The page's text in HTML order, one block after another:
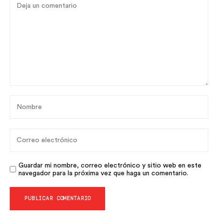
Guardar mi nombre, correo electrónico y sitio web en este
navegador para la próxima vez que haga un comentario.